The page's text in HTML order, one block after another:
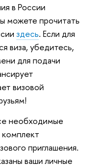
в России
можете прочитать
здесь. Если для
виза, убедитесь,
для подачи
визовой
необходимые
приглашения.
ваши личные